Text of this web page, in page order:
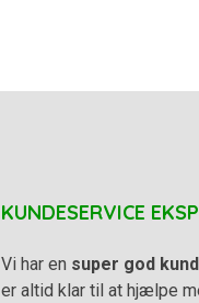
KUNDESERVICE
Vi har en super god
er altid klar til at hjælpe